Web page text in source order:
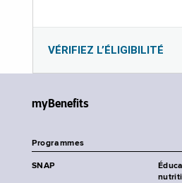
VÉRIFIEZ L’ÉLIGIBILITÉ
myBenefits
Programmes
SNAP